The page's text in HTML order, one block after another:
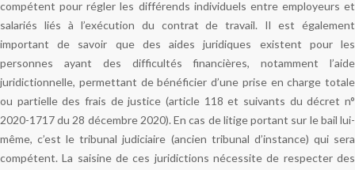
compétent pour régler les différends individuels entre employeurs et
salariés liés à l’exécution du contrat de travail. Il est également
important de savoir que des aides juridiques existent pour les
personnes ayant des difficultés financières, notamment l’aide
juridictionnelle, permettant de bénéficier d’une prise en charge totale
ou partielle des frais de justice (article 118 et suivants du décret n°
2020-1717 du 28 décembre 2020). En cas de litige portant sur le bail lui-
même, c’est le tribunal judiciaire (ancien tribunal d’instance) qui sera
compétent. La saisine de ces juridictions nécessite de respecter des